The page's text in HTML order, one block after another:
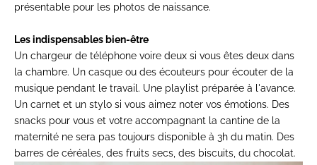
présentable pour les photos de naissance.
Les indispensables bien-être
Un chargeur de téléphone voire deux si vous êtes deux dans
la chambre. Un casque ou des écouteurs pour écouter de la
musique pendant le travail. Une playlist préparée à l'avance.
Un carnet et un stylo si vous aimez noter vos émotions. Des
snacks pour vous et votre accompagnant la cantine de la
maternité ne sera pas toujours disponible à 3h du matin. Des
barres de céréales, des fruits secs, des biscuits, du chocolat.